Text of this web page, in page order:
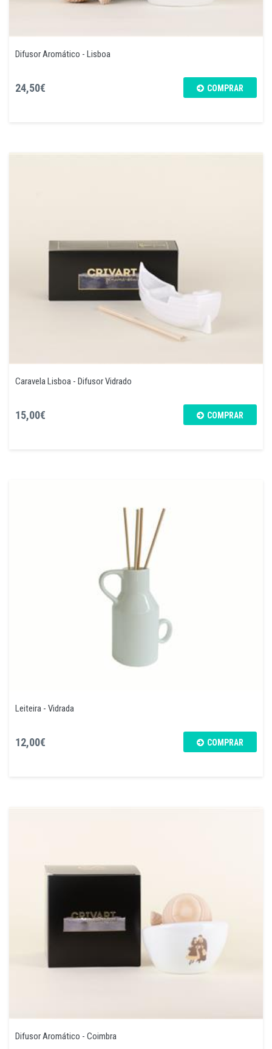
Difusor Aromático - Lisboa
24,50€ COMPRAR
Caravela Lisboa - Difusor Vidrado
15,00€ COMPRAR
Leiteira - Vidrada
12,00€ COMPRAR
Difusor Aromático - Coimbra